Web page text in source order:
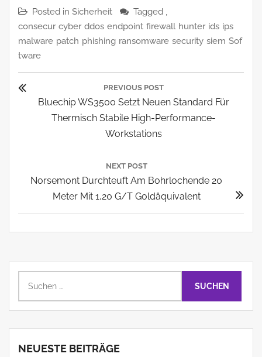
Posted in Sicherheit
Tagged ,
consecur cyber ddos endpoint firewall hunter ids ips
malware patch phishing ransomware security siem Sof
tware
PREVIOUS POST
Previous
Post:
Bluechip WS3500 Setzt Neuen Standard Für
Thermisch Stabile High-Performance-
Workstations
NEXT POST
Next
Norsemont Durchteuft Am Bohrlochende 20
Meter Mit 1,20 G/t Goldäquivalent
nach:
NEUESTE BEITRÄGE